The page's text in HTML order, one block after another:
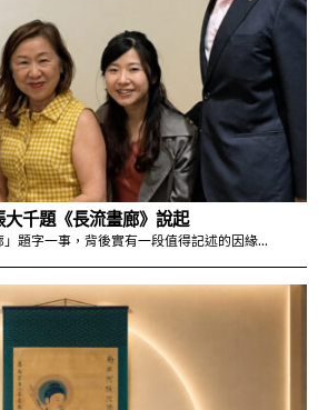
千題《長流畫廊》說起
題字一事，背後實有一段值得記述的因緣…